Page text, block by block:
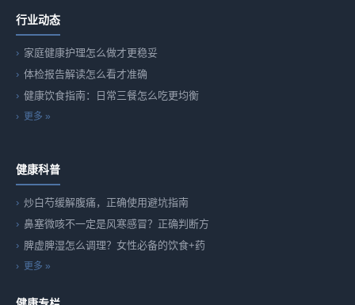
行业动态
家庭健康护理怎么做才更稳妥
体检报告解读怎么看才准确
健康饮食指南：日常三餐怎么吃更均衡
更多 »
健康科普
炒白芍缓解腹痛，正确使用避坑指南
鼻塞微咳不一定是风寒感冒？正确判断方
脾虚脾湿怎么调理？女性必备的饮食+药
更多 »